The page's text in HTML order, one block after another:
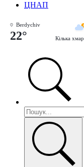
ЦНАП
Berdychiv
22° Кілька хмар